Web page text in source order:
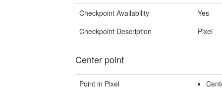
Checkpoint Availability
Yes
Checkpoint Description
Pixel
Center point
Point in Pixel